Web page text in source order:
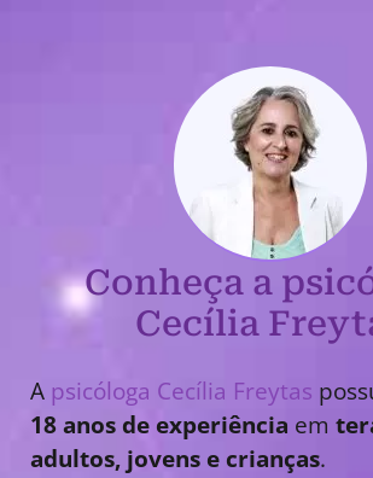
Conheça a
Cecília
A psicóloga Cecília Freytas
18 anos de experiência em
adultos, jovens e crianças.